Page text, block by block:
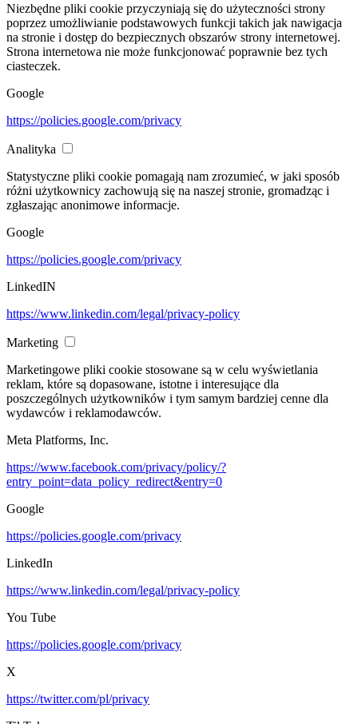
Niezbędne pliki cookie przyczyniają się do użyteczności strony
poprzez umożliwianie podstawowych funkcji takich jak nawigacja
na stronie i dostęp do bezpiecznych obszarów strony internetowej.
Strona internetowa nie może funkcjonować poprawnie bez tych
ciasteczek.
Google
https://policies.google.com/privacy
Analityka
Statystyczne pliki cookie pomagają nam zrozumieć, w jaki sposób
różni użytkownicy zachowują się na naszej stronie, gromadząc i
zgłaszając anonimowe informacje.
Google
https://policies.google.com/privacy
LinkedIN
https://www.linkedin.com/legal/privacy-policy
Marketing
Marketingowe pliki cookie stosowane są w celu wyświetlania
reklam, które są dopasowane, istotne i interesujące dla
poszczególnych użytkowników i tym samym bardziej cenne dla
wydawców i reklamodawców.
Meta Platforms, Inc.
https://www.facebook.com/privacy/policy/?
entry_point=data_policy_redirect&entry=0
Google
https://policies.google.com/privacy
LinkedIn
https://www.linkedin.com/legal/privacy-policy
You Tube
https://policies.google.com/privacy
X
https://twitter.com/pl/privacy